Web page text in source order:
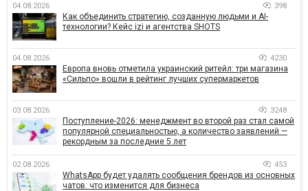
04.08.2026 398
Как объединить стратегию, созданную людьми и AI-
технологии? Кейс izi и агентства SHOTS
04.08.2026 4230
Европа вновь отметила украинский ритейл: три магазина
«Сильпо» вошли в рейтинг лучших супермаркетов
03.08.2026 3248
Поступление-2026: менеджмент во второй раз стал самой
популярной специальностью, а количество заявлений —
рекордным за последние 5 лет
02.08.2026 453
WhatsApp будет удалять сообщения брендов из основных
чатов: что изменится для бизнеса